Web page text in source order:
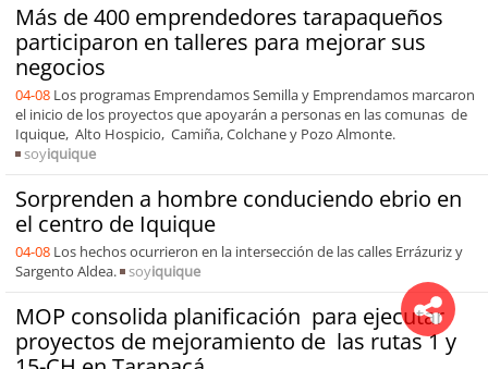
Más de 400 emprendedores tarapaqueños
participaron en talleres para mejorar sus
negocios
04-08 Los programas Emprendamos Semilla y Emprendamos marcaron
el inicio de los proyectos que apoyarán a personas en las comunas de
Iquique, Alto Hospicio, Camiña, Colchane y Pozo Almonte.
soyiquique
Sorprenden a hombre conduciendo ebrio en
el centro de Iquique
04-08 Los hechos ocurrieron en la intersección de las calles Errázuriz y
Sargento Aldea.
soyiquique
MOP consolida planificación para ejecutar
proyectos de mejoramiento de las rutas 1 y